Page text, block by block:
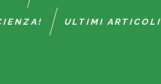
ULTIMI ARTICOLI